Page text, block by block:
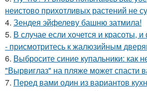
неистово прихотливых растений не
4. Зендея эйфелеву башню затмила!
5. В случае если хочется и красоты,
- присмотритесь к жалюзийным
6. Выбросите синие купальники: как
"Вырвиглаз" на пляже может спасти
7. Перед вами один из вариантов